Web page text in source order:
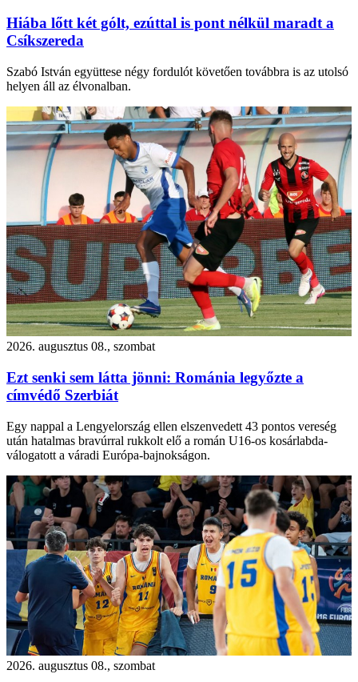
Hiába lőtt két gólt, ezúttal is pont nélkül maradt a
Csíkszereda
Szabó István együttese négy fordulót követően továbbra is az utolsó
helyen áll az élvonalban.
2026. augusztus 08., szombat
Ezt senki sem látta jönni: Románia legyőzte a
címvédő Szerbiát
Egy nappal a Lengyelország ellen elszenvedett 43 pontos vereség
után hatalmas bravúrral rukkolt elő a román U16-os kosárlabda-
válogatott a váradi Európa-bajnokságon.
2026. augusztus 08., szombat